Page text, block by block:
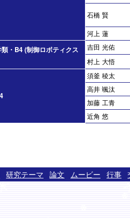
石橋 賢
河上 蓮
・B4 (制御ロボティクス
吉田 光佑
村上 大悟
須釜 稜太
高井 颯汰
加藤 工青
近角 悠
研究テーマ 論文 ムービー 行事